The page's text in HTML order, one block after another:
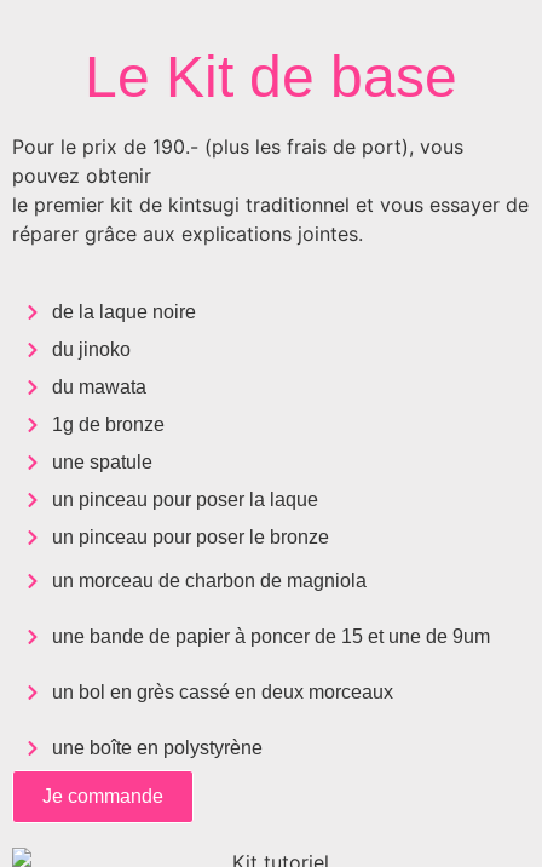
Le Kit de base
Pour le prix de 190.- (plus les frais de port), vous
pouvez obtenir
le premier kit de kintsugi traditionnel et vous essayer de
réparer grâce aux explications jointes.
de la laque noire
du jinoko
du mawata
1g de bronze
une spatule
un pinceau pour poser la laque
un pinceau pour poser le bronze
un morceau de charbon de magniola
une bande de papier à poncer de 15 et une de 9um
un bol en grès cassé en deux morceaux
une boîte en polystyrène
Je commande